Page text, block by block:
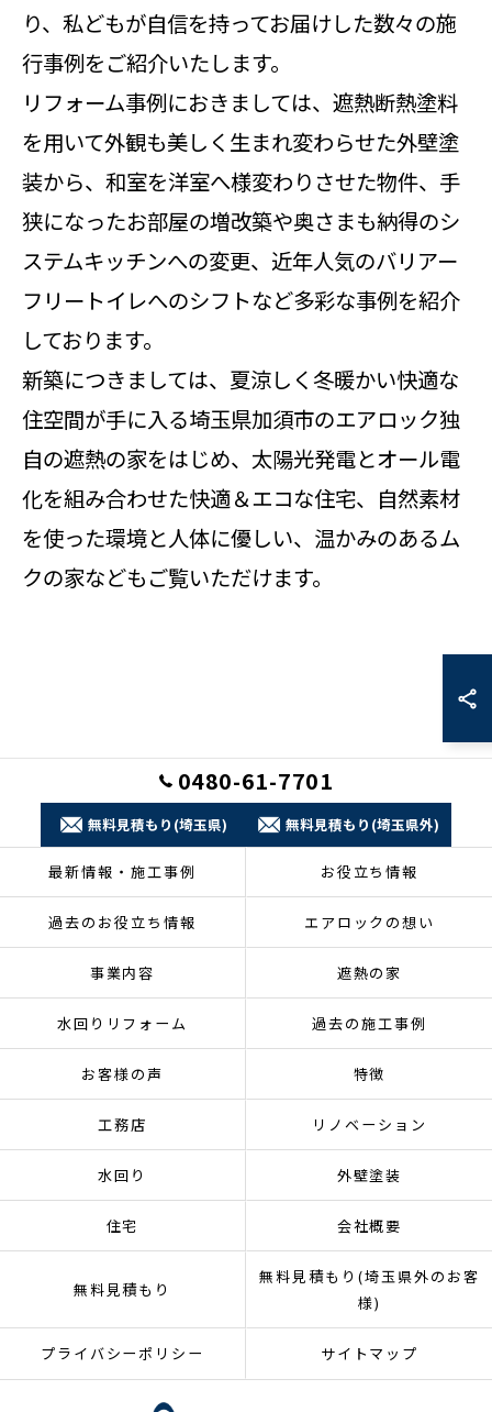
り、私どもが自信を持ってお届けした数々の施
行事例をご紹介いたします。
リフォーム事例におきましては、遮熱断熱塗料
を用いて外観も美しく生まれ変わらせた外壁塗
装から、和室を洋室へ様変わりさせた物件、手
狭になったお部屋の増改築や奥さまも納得のシ
ステムキッチンへの変更、近年人気のバリアー
フリートイレへのシフトなど多彩な事例を紹介
しております。
新築につきましては、夏涼しく冬暖かい快適な
住空間が手に入る埼玉県加須市のエアロック独
自の遮熱の家をはじめ、太陽光発電とオール電
化を組み合わせた快適＆エコな住宅、自然素材
を使った環境と人体に優しい、温かみのあるム
クの家などもご覧いただけます。
0480-61-7701
無料見積もり(埼玉県) 無料見積もり(埼玉県外)
最新情報・施工事例 お役立ち情報
過去のお役立ち情報 エアロックの想い
事業内容 遮熱の家
水回りリフォーム 過去の施工事例
お客様の声 特徴
工務店 リノベーション
水回り 外壁塗装
住宅 会社概要
無料見積もり
無料見積もり(埼玉県外のお客
様)
プライバシーポリシー サイトマップ